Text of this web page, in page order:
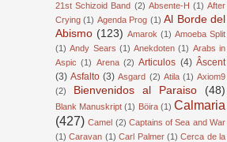
21st Schizoid Band (2) Absente-H (1) After
Crying (1) Agenda Prog (1) Al Borde del
Abismo (123) Amarok (1) Amoeba Split
(1) Andy Sears (1) Anekdoten (1) Arabs in
Aspic (1) Arena (2) Articulos (4) Âscent
(3) Asfalto (3) Asgard (2) Atila (1) Axiom9
(2)
Bienvenidos al Paraiso (48)
Blank Manuskript (1) Böira (1) Calmaria
(427) Camel (2) Captains of Sea and War
(1) Caravan (1) Carl Palmer (1) Cerca de la